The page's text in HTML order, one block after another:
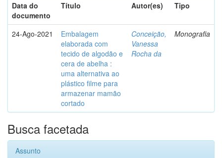
Data do
documento
Título Autor(es) Tipo
24-Ago-2021
Embalagem
elaborada com
tecido de algodão e
cera de abelha :
uma alternativa ao
plástico filme para
armazenar mamão
cortado
Conceição,
Vanessa
Rocha da
Monografia
Busca facetada
Assunto